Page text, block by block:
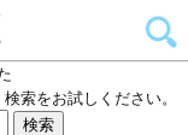
索をお試しください。
検索